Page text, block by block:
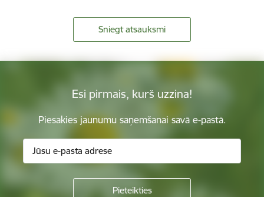
Sniegt atsauksmi
Esi pirmais, kurš uzzina!
Piesakies jaunumu saņemšanai savā e-pastā.